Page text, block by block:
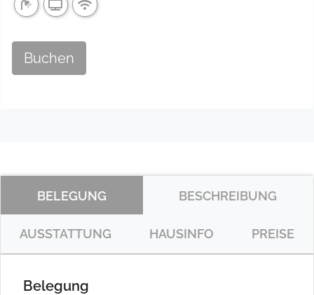
Buchen
BELEGUNG BESCHREIBUNG
AUSSTATTUNG HAUSINFO PREISE
Belegung